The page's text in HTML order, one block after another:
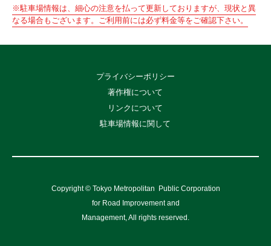
※駐車場情報は、細心の注意を払って更新しておりますが、現状と異
なる場合もございます。ご利用前には必ず料金等をご確認下さい。
プライバシーポリシー
著作権について
リンクについて
駐車場情報に関して
Copyright © Tokyo Metropolitan
Public Corporation
for Road Improvement and
Management, All rights reserved.